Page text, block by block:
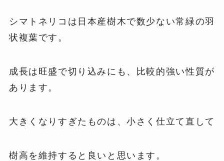
シマトネリコは日本産樹木で数少ない常緑の羽
状複葉です。
成長は旺盛で切り込みにも、比較的強い性質が
あります。
大きくなりすぎたものは、小さく仕立て直して
樹高を維持すると良いと思います。